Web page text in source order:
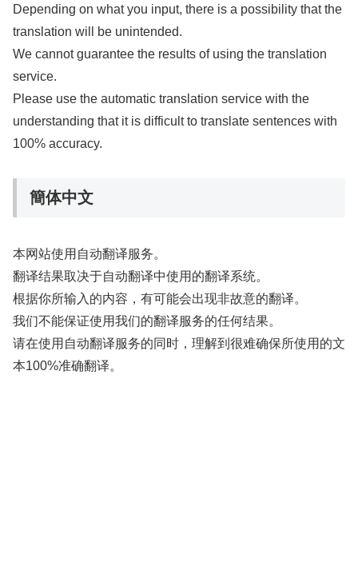
Depending on what you input, there is a possibility that the
translation will be unintended.
We cannot guarantee the results of using the translation
service.
Please use the automatic translation service with the
understanding that it is difficult to translate sentences with
100% accuracy.
簡体中文
本网站使用自动翻译服务。
翻译结果取决于自动翻译中使用的翻译系统。
根据你所输入的内容，有可能会出现非故意的翻译。
我们不能保证使用我们的翻译服务的任何结果。
请在使用自动翻译服务的同时，理解到很难确保所使用的文
本100%准确翻译。